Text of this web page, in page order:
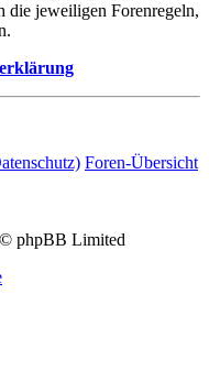
die jeweiligen Forenregeln,
Foren-Übersicht
phpBB Limited